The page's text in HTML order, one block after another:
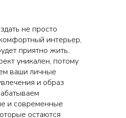
не просто
интерьер,
приятно жить.
уникален, потому
ваши личные
и образ
и современные
остаются